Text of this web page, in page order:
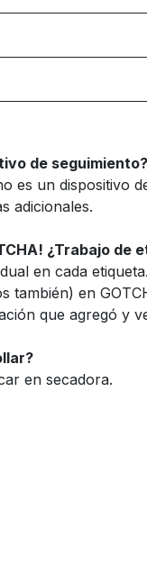
de seguimiento?
es un dispositivo
adicionales.
¿Trabajo de
en cada
también) en
que agregó y
en secadora.